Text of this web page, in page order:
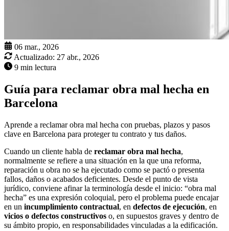
06 mar., 2026
Actualizado: 27 abr., 2026
9 min lectura
Guía para reclamar obra mal hecha en
Barcelona
Aprende a reclamar obra mal hecha con pruebas, plazos y pasos
clave en Barcelona para proteger tu contrato y tus daños.
Cuando un cliente habla de reclamar obra mal hecha,
normalmente se refiere a una situación en la que una reforma,
reparación u obra no se ha ejecutado como se pactó o presenta
fallos, daños o acabados deficientes. Desde el punto de vista
jurídico, conviene afinar la terminología desde el inicio: “obra mal
hecha” es una expresión coloquial, pero el problema puede encajar
en un incumplimiento contractual, en defectos de ejecución, en
vicios o defectos constructivos o, en supuestos graves y dentro de
su ámbito propio, en responsabilidades vinculadas a la edificación.